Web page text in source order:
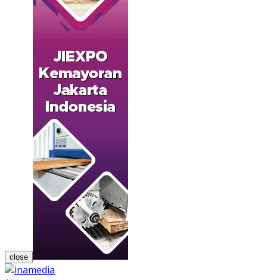
close